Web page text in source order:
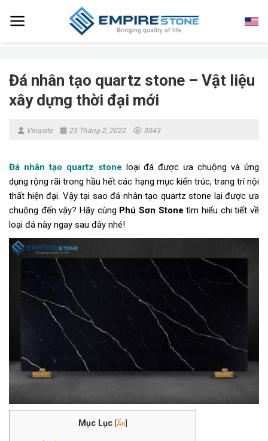
Đá nhân tạo quartz stone – Vật liệu
xây dựng thời đại mới
Vinasite 25 Tháng 2, 2022 3043
Đá nhân tạo quartz stone loại đá được ưa chuộng và ứng
dụng rộng rãi trong hầu hết các hạng mục kiến trúc, trang trí nội
thất hiện đại. Vậy tại sao đá nhân tạo quartz stone lại được ưa
chuộng đến vậy? Hãy cùng Phú Sơn Stone tìm hiểu chi tiết về
loại đá này ngay sau đây nhé!
Mục Lục [Ẩn]